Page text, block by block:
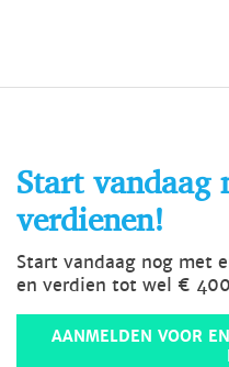
Start
verdienen!
Start vandaag nog met
en verdien tot wel €
AANMELDEN VOOR